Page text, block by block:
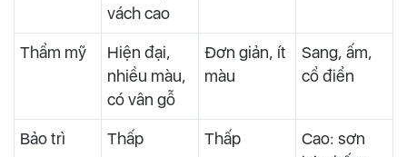
vách cao
Thẩm mỹ
Hiện đại,
nhiều màu,
có vân gỗ
Đơn giản, ít
màu
Sang, ấm,
cổ điển
Bảo trì Thấp Thấp
Cao: sơn